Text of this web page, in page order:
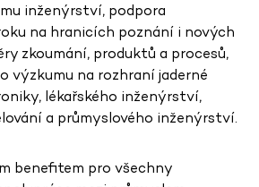
inženýrství, podpora
na hranicích poznání i nových
zkoumání, produktů a procesů,
výzkumu na rozhraní jaderné
lékařského inženýrství,
a průmyslového inženýrství.
benefitem pro všechny